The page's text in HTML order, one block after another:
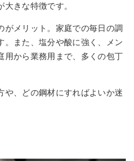
きな特徴です。
がメリット。家庭での毎日の調
。また、塩分や酸に強く、メン
用から業務用まで、多くの包丁
や、どの鋼材にすればよいか迷